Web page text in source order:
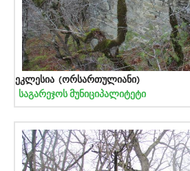
ეკლესია (ორსართულიანი)
საგარეჯოს მუნიციპალიტეტი